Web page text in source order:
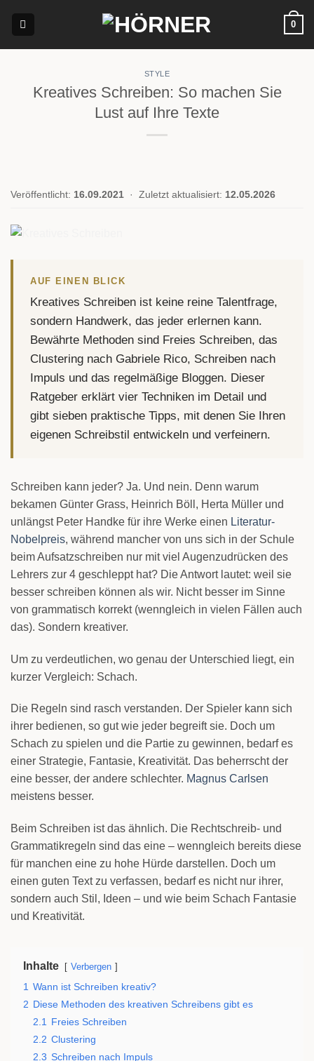
Inhalt
0
STYLE
Kreatives Schreiben: So machen Sie
Lust auf Ihre Texte
Veröffentlicht: 16.09.2021 · Zuletzt aktualisiert: 12.05.2026
AUF EINEN BLICK
Kreatives Schreiben ist keine reine Talentfrage,
sondern Handwerk, das jeder erlernen kann.
Bewährte Methoden sind Freies Schreiben, das
Clustering nach Gabriele Rico, Schreiben nach
Impuls und das regelmäßige Bloggen. Dieser
Ratgeber erklärt vier Techniken im Detail und
gibt sieben praktische Tipps, mit denen Sie Ihren
eigenen Schreibstil entwickeln und verfeinern.
Schreiben kann jeder? Ja. Und nein. Denn warum
bekamen Günter Grass, Heinrich Böll, Herta Müller und
unlängst Peter Handke für ihre Werke einen Literatur-
Nobelpreis, während mancher von uns sich in der Schule
beim Aufsatzschreiben nur mit viel Augenzudrücken des
Lehrers zur 4 geschleppt hat? Die Antwort lautet: weil sie
besser schreiben können als wir. Nicht besser im Sinne
von grammatisch korrekt (wenngleich in vielen Fällen auch
das). Sondern kreativer.
Um zu verdeutlichen, wo genau der Unterschied liegt, ein
kurzer Vergleich: Schach.
Die Regeln sind rasch verstanden. Der Spieler kann sich
ihrer bedienen, so gut wie jeder begreift sie. Doch um
Schach zu spielen und die Partie zu gewinnen, bedarf es
einer Strategie, Fantasie, Kreativität. Das beherrscht der
eine besser, der andere schlechter. Magnus Carlsen
meistens besser.
Beim Schreiben ist das ähnlich. Die Rechtschreib- und
Grammatikregeln sind das eine – wenngleich bereits diese
für manchen eine zu hohe Hürde darstellen. Doch um
einen guten Text zu verfassen, bedarf es nicht nur ihrer,
sondern auch Stil, Ideen – und wie beim Schach Fantasie
und Kreativität.
Inhalte Verbergen
1 Wann ist Schreiben kreativ?
2 Diese Methoden des kreativen Schreibens gibt es
2.1 Freies Schreiben
2.2 Clustering
2.3 Schreiben nach Impuls